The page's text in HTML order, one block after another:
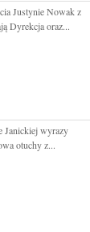
Justynie Nowak z
Dyrekcja oraz...
Janickiej wyrazy
otuchy z...